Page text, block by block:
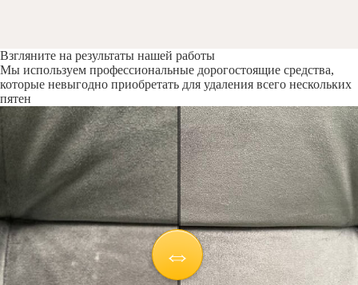
Взгляните на результаты нашей работы
Мы используем профессиональные дорогостоящие средства,
которые невыгодно приобретать для удаления всего нескольких
пятен